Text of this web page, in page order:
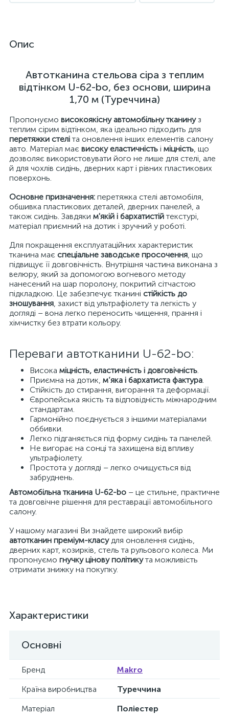
Опис
Автотканина стельова сіра з теплим
відтінком U-62-bo, без основи, ширина
1,70 м (Туреччина)
Пропонуємо високоякісну автомобільну тканинуз
теплим сірим відтінком, яка ідеально підходить для
перетяжки стелі та оновлення інших елементів салону
авто. Матеріал має високу еластичність і міцність, що
дозволяє використовувати його не лише для стелі, але
й для чохлів сидінь, дверних карт і рівних пластикових
поверхонь.
Основне призначення: перетяжка стелі автомобіля,
обшивка пластикових деталей, дверних панелей, а
також сидінь. Завдяки м'якій і бархатистій текстурі,
матеріал приємний на дотик і зручний у роботі.
Для покращення експлуатаційних характеристик
тканина має спеціальне заводське просочення, що
підвищує її довговічність. Внутрішня частина виконана з
велюру, який за допомогою вогневого методу
нанесений на шар поролону, покритий сітчастою
підкладкою. Це забезпечує тканині стійкість до
зношування, захист від ультрафіолету та легкість у
догляді – вона легко переносить чищення, прання і
хімчистку без втрати кольору.
Переваги автотканини U-62-bo:
Висока міцність, еластичність і довговічність.
Приємна на дотик, м’яка і бархатиста фактура.
Стійкість до стирання, вигорання та деформації.
Європейська якість та відповідність міжнародним
стандартам.
Гармонійно поєднується з іншими матеріалами
оббивки.
Легко підганяється під форму сидінь та панелей.
Не вигорає на сонці та захищена від впливу
ультрафіолету.
Простота у догляді – легко очищується від
забруднень.
Автомобільна тканина U-62-bo – це стильне, практичне
та довговічне рішення для реставрації автомобільного
салону.
У нашому магазині Ви знайдете широкий вибір
автотканин преміум-класудля оновлення сидінь,
дверних карт, козирків, стель та рульового колеса. Ми
пропонуємо гнучку цінову політикута можливість
отримати знижку на покупку.
Характеристики
Основні
Бренд
Makro
Країна виробництва
Туреччина
Матеріал
Поліестер